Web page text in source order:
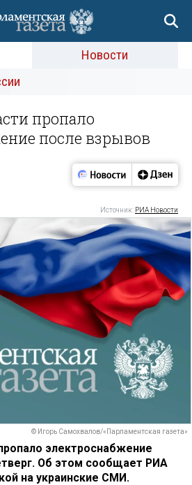
Новости
пропало
после взрывов
Источник: РИА Новости
© Игорь Самохвалов/«Парламентская газета»
электроснабжение
Об этом сообщает РИА
на украинские СМИ.